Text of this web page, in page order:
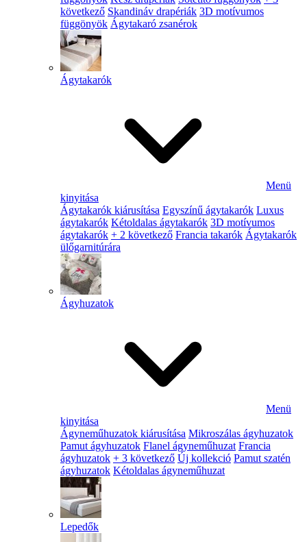
következő Skandináv drapériák 3D motívumos
függönyök Ágytakaró zsanérok
Ágytakarók
Menü
kinyitása
Ágytakarók kiárusítása Egyszínű ágytakarók Luxus
ágytakarók Kétoldalas ágytakarók 3D motívumos
ágytakarók + 2 következő Francia takarók Ágytakarók
ülőgarnitúrára
Ágyhuzatok
Menü
kinyitása
Ágyneműhuzatok kiárusítása Mikroszálas ágyhuzatok
Pamut ágyhuzatok Flanel ágyneműhuzat Francia
ágyhuzatok + 3 következő Új kollekció Pamut szatén
ágyhuzatok Kétoldalas ágyneműhuzat
Lepedők